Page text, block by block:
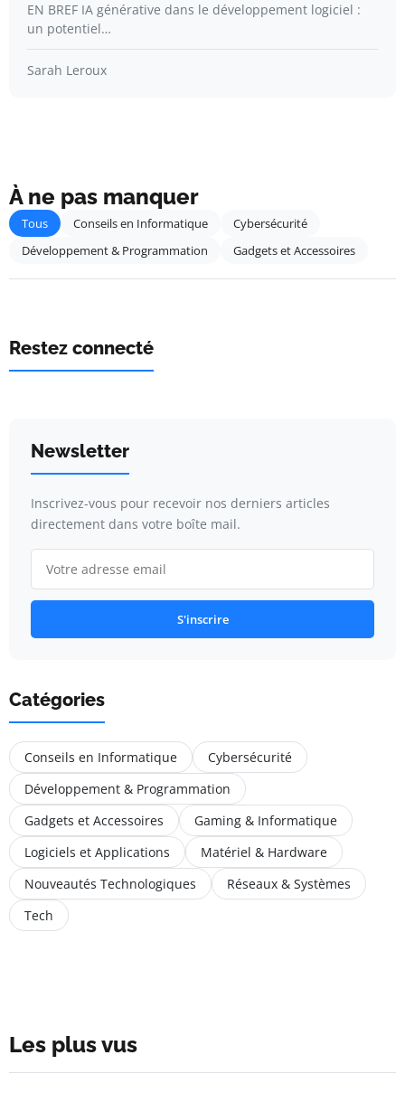
EN BREF IA générative dans le développement logiciel :
un potentiel…
Sarah Leroux
À ne pas manquer
Tous Conseils en Informatique
Cybersécurité
Développement & Programmation
Gadgets et Accessoires
Restez connecté
Newsletter
Inscrivez-vous pour recevoir nos derniers articles
directement dans votre boîte mail.
S'inscrire
Catégories
Conseils en Informatique
Cybersécurité
Développement & Programmation
Gadgets et Accessoires
Gaming & Informatique
Logiciels et Applications
Matériel & Hardware
Nouveautés Technologiques
Réseaux & Systèmes
Tech
Les plus vus